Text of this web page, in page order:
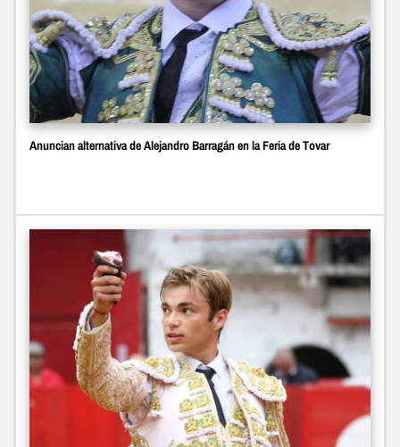
Anuncian alternativa de Alejandro Barragán en la Feria de Tovar